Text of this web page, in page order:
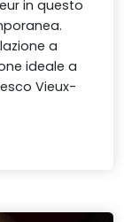
in questo
a
ideale a
Vieux-